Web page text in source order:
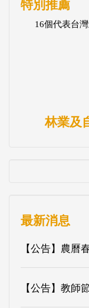
特別推薦
16個代表台
林業及
最新消息
【公告】農曆
【公告】教師